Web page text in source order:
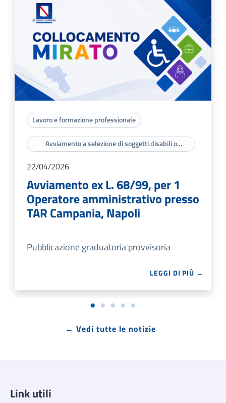
Lavoro e formazione professionale
Avviamento a selezione di soggetti disabili o
appartenenti a categorie protette di cui agli artt. 3 e
22/04/2026
Avviamento ex L. 68/99, per 1
Operatore amministrativo presso
TAR Campania, Napoli
Pubblicazione graduatoria provvisoria
LEGGI DI PIÙ →
← Vedi tutte le notizie
Link utili